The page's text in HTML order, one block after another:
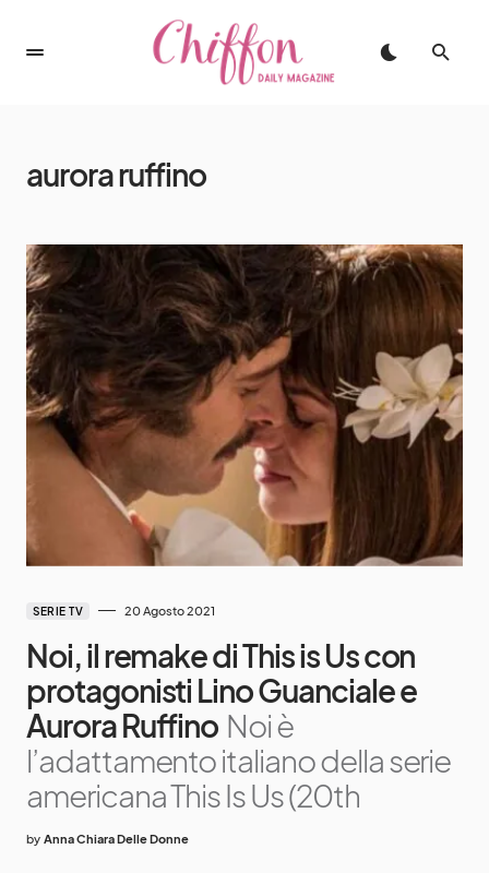
aurora ruffino
SERIE TV 20 Agosto 2021
Noi, il remake di This is Us con
protagonisti Lino Guanciale e
Aurora Ruffino Noi è
l’adattamento italiano della serie
americana This Is Us (20th
by Anna Chiara Delle Donne